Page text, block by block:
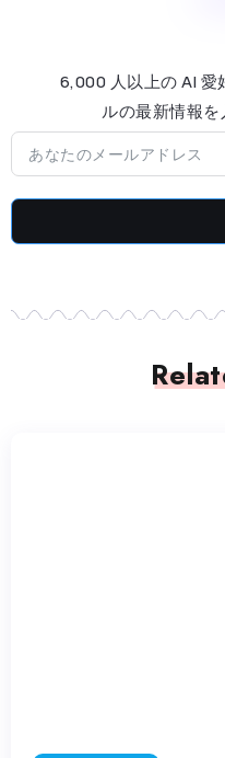
6,000 人以上の AI 愛
ルの最新情​​報を